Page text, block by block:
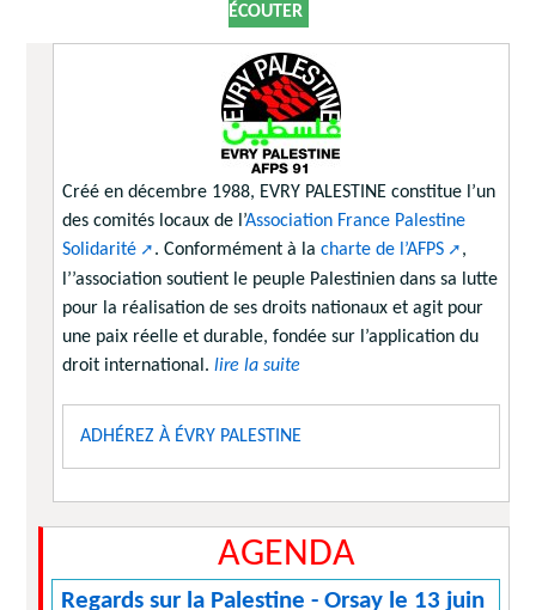
ÉCOUTER
Créé en décembre 1988, EVRY PALESTINE constitue l’un
des comités locaux de l’Association France Palestine
Solidarité
. Conformément à la charte de l’AFPS
,
l’’association soutient le peuple Palestinien dans sa lutte
pour la réalisation de ses droits nationaux et agit pour
une paix réelle et durable, fondée sur l’application du
droit international. lire la suite
ADHÉREZ À ÉVRY PALESTINE
AGENDA
Regards sur la Palestine - Orsay le 13 juin